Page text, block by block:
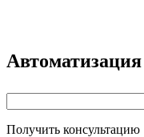
Получить консультацию